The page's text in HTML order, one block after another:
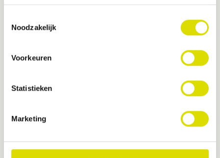
Noodzakelijk
Voorkeuren
Statistieken
Marketing